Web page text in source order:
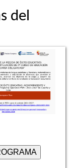
del